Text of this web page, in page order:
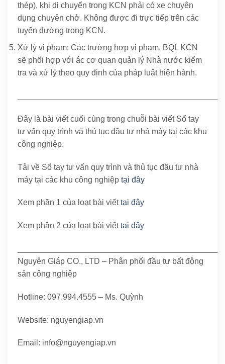
thép), khi di chuyển trong KCN phải có xe chuyên
dụng chuyên chở. Không được đi trực tiếp trên các
tuyến đường trong KCN.
Xử lý vi phạm: Các trường hợp vi phạm, BQL KCN
sẽ phối hợp với ác cơ quan quản lý Nhà nước kiểm
tra và xử lý theo quy định của pháp luật hiện hành.
Đây là bài viết cuối cùng trong chuỗi bài viết Sổ tay
tư vấn quy trình và thủ tục đầu tư nhà máy tại các khu
công nghiệp.
Tải về Sổ tay tư vấn quy trình và thủ tục đầu tư nhà
máy tại các khu công nghiệp tại đây
Xem phần 1 của loạt bài viếttại đây
Xem phần 2 của loạt bài viếttại đây
Nguyên Giáp CO., LTD – Phân phối đầu tư bất động
sản công nghiệp
Hotline: 097.994.4555 – Ms. Quỳnh
Website: nguyengiap.vn
Email: info@nguyengiap.vn